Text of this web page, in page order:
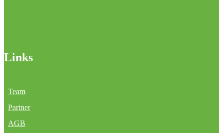
Links
Team
Partner
AGB